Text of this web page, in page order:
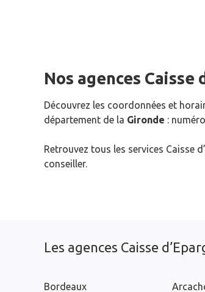
Nos agences
Découvrez les coordonnées et
département de la Gironde :
Retrouvez tous les services Caisse
conseiller.
Les agences Caisse
Bordeaux